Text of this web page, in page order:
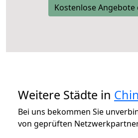
Kostenlose Angebote
Weitere Städte in
Bei uns bekommen Sie
von geprüften